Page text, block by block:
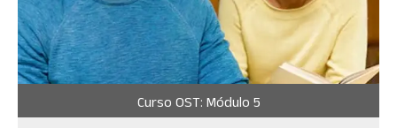
Curso OST: Módulo 5